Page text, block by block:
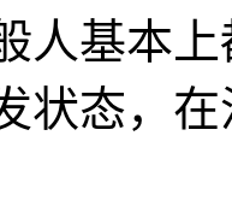
人基本
状态，